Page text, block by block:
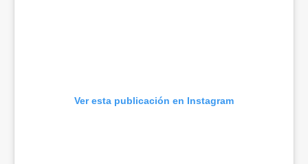
Ver esta publicación en Instagram